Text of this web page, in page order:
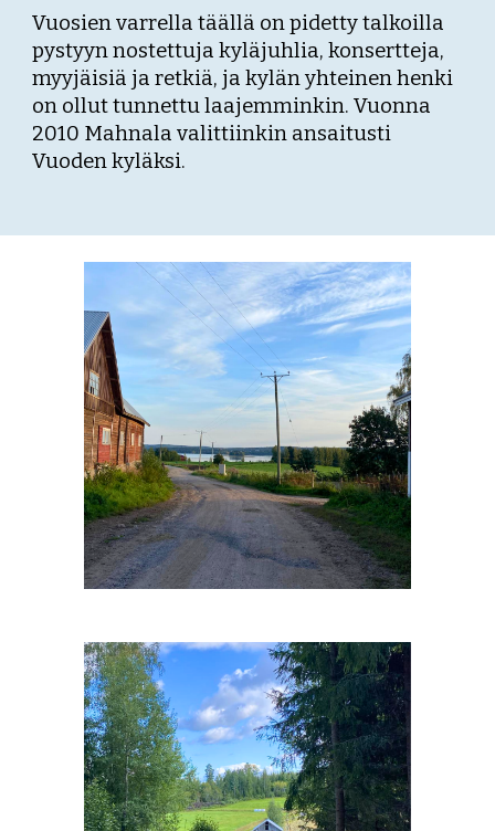
Vuosien varrella täällä on pidetty talkoilla
pystyyn nostettuja kyläjuhlia, konsertteja,
myyjäisiä ja retkiä, ja kylän yhteinen henki
on ollut tunnettu laajemminkin. Vuonna
2010 Mahnala valittiinkin ansaitusti
Vuoden kyläksi.